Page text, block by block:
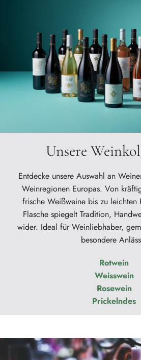
Unsere
Entdecke unsere Auswahl an
Weinregionen Europas. Von
frische Weißweine bis zu leichten
Flasche spiegelt Tradition,
wider. Ideal für Weinliebhaber,
besondere
Rotwein
Weisswein
Rosewein
Prickelndes